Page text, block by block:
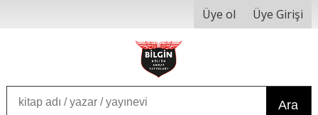
Üye ol Üye Girişi
Ara